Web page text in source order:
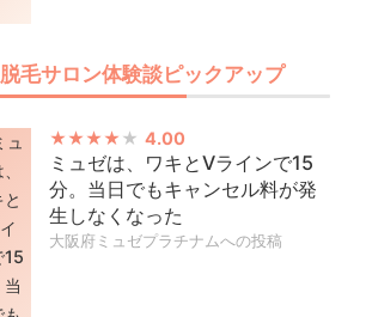
脱毛サロン体験談ピックアップ
4.00
ミュゼは、ワキとVラインで15
分。当日でもキャンセル料が発
生しなくなった
大阪府ミュゼプラチナムへの投稿